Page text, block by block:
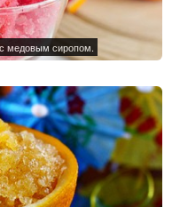
медовым сиропом.